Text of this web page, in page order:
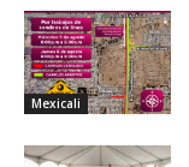
Mexicali